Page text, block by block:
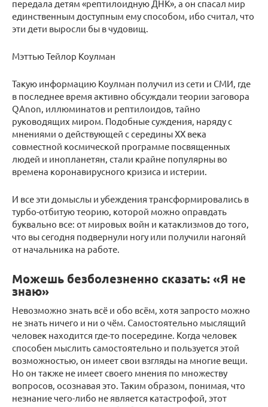
передала детям «рептилоидную ДНК», а он спасал мир
единственным доступным ему способом, ибо считал, что
эти дети выросли бы в чудовищ.
Мэттью Тейлор Коулман
Такую информацию Коулман получил из сети и СМИ, где
в последнее время активно обсуждали теории заговора
QAnon, иллюминатов и рептилоидов, тайно
руководящих миром. Подобные суждения, наряду с
мнениями о действующей с середины XX века
совместной космической программе посвященных
людей и инопланетян, стали крайне популярны во
времена коронавирусного кризиса и истерии.
И все эти домыслы и убеждения трансформировались в
турбо-отбитую теорию, которой можно оправдать
буквально все: от мировых войн и катаклизмов до того,
что вы сегодня подвернули ногу или получили нагоняй
от начальника на работе.
Можешь безболезненно сказать: «Я не
знаю»
Невозможно знать всё и обо всём, хотя запросто можно
не знать ничего и ни о чём. Самостоятельно мыслящий
человек находится где-то посередине. Когда человек
способен мыслить самостоятельно и пользуется этой
возможностью, он имеет свои взгляды на многие вещи.
Но он также не имеет своего мнения по множеству
вопросов, осознавая это. Таким образом, понимая, что
незнание чего-либо не является катастрофой, этот